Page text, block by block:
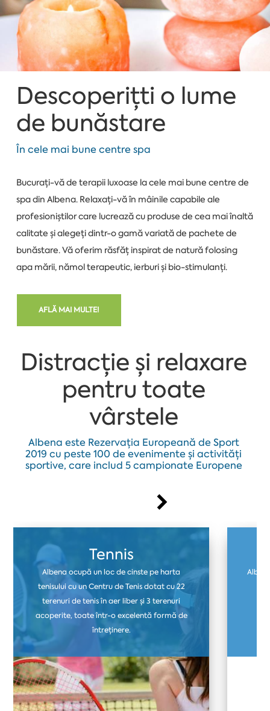
Descoperițti o lume
de bunăstare
În cele mai bune centre spa
Bucurați-vă de terapii luxoase la cele mai bune centre de
spa din Albena. Relaxați-vă în mâinile capabile ale
profesioniștilor care lucrează cu produse de cea mai înaltă
calitate și alegeți dintr-o gamă variată de pachete de
bunăstare. Vă oferim răsfăț inspirat de natură folosing
apa mării, nămol terapeutic, ierburi și bio-stimulanți.
AFLĂ MAI MULTE!
Distracție și relaxare
pentru toate
vârstele
Albena este Rezervația Europeană de Sport
2019 cu peste 100 de evenimente și activități
sportive, care includ 5 campionate Europene
Tennis
Albena ocupă un loc de cinste pe harta
tenisului cu un Centru de Tenis dotat cu 22
terenuri de tenis în aer liber și 3 terenuri
acoperite, toate într-o excelentă formă de
întreținere.